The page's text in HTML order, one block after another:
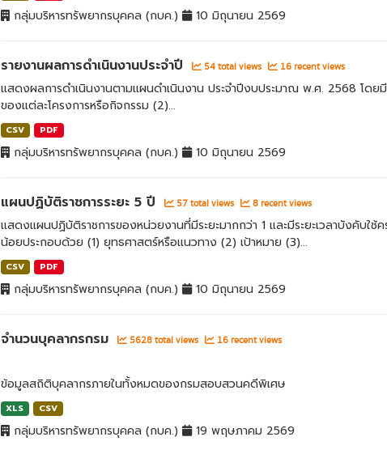
กลุ่มบริหารทรัพยากรบุคคล (กบค.) 10 มิถุนายน 2569
รายงานผลการดำเนินงานประจำปี 54 total views 16 recent views
แสดงผลการดำเนินงานตามแผนดำเนินงาน ประจำปีงบประมาณ พ.ศ. 2568 โดย
ของแต่ละโครงการหรือกิจกรรม (2)...
CSV PDF
กลุ่มบริหารทรัพยากรบุคคล (กบค.) 10 มิถุนายน 2569
แผนปฏิบัติราชการระยะ 5 ปี 57 total views 8 recent views
แสดงแผนปฏิบัติราชการของหน่วยงานที่มีระยะมากกว่า 1 และมีระยะเวลาบังคับ
น้อยประกอบด้วย (1) ยุทธศาสตร์หรือแนวทาง (2) เป้าหมาย (3)...
CSV PDF
กลุ่มบริหารทรัพยากรบุคคล (กบค.) 10 มิถุนายน 2569
จำนวนบุคลากรกรม 5628 total views 16 recent views
ข้อมูลสถิติบุคลากรภายในทั้งหมดของกรมสอบสวนคดีพิเศษ
XLS CSV
กลุ่มบริหารทรัพยากรบุคคล (กบค.) 19 พฤษภาคม 2569